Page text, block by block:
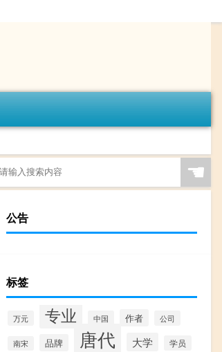
☚
公告
标签
万元 专业 中国 作者 公司
南宋 品牌 唐代 大学 学员